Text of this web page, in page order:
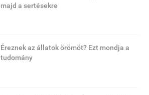
majd a sertésekre
Éreznek az állatok örömöt? Ezt mondja a
tudomány